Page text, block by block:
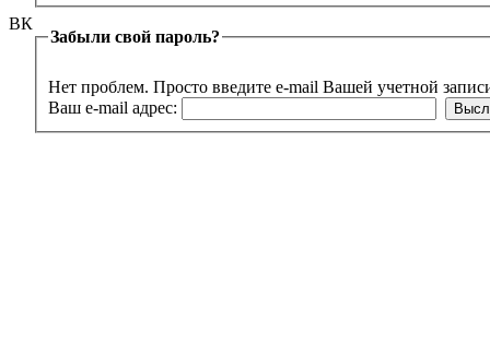
ВК
Забыли свой пароль?
Нет проблем. Просто введите e-mail Вашей учетной
Ваш e-mail адрес: